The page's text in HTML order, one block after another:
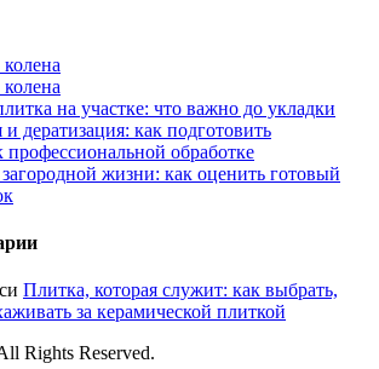
на участке: что важно до укладки
дератизация: как подготовить
обработке
жизни: как оценить готовый
Плитка, которая служит: как выбрать,
за керамической плиткой
Rights Reserved.